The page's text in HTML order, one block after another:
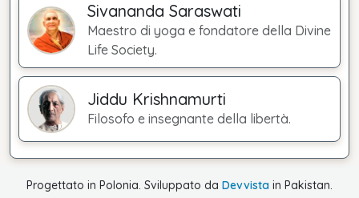
Sivananda Saraswati
Maestro di yoga e fondatore della Divine
Life Society.
Jiddu Krishnamurti
Filosofo e insegnante della libertà.
Progettato in Polonia. Sviluppato da Devvista in Pakistan.